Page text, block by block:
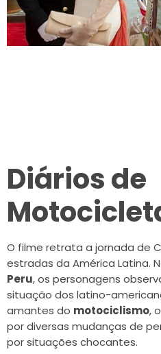
Diários de
O filme retrata a jornada de
estradas da América Latina.
Peru, os personagens
situação dos latino-
amantes do motociclismo,
por diversas mudanças de
por situações chocantes.